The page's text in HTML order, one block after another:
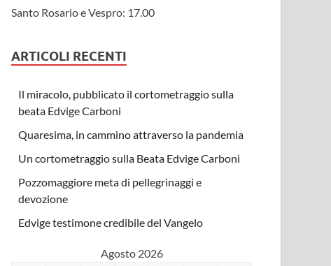
Santo Rosario e Vespro: 17.00
ARTICOLI RECENTI
Il miracolo, pubblicato il cortometraggio sulla
beata Edvige Carboni
Quaresima, in cammino attraverso la pandemia
Un cortometraggio sulla Beata Edvige Carboni
Pozzomaggiore meta di pellegrinaggi e
devozione
Edvige testimone credibile del Vangelo
Agosto 2026